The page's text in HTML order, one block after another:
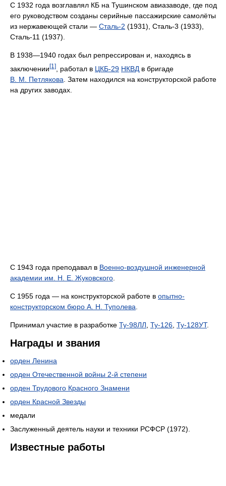
С 1932 года возглавлял КБ на Тушинском авиазаводе, где под
его руководством созданы серийные пассажирские самолёты
из нержавеющей стали — Сталь-2 (1931), Сталь-3 (1933),
Сталь-11 (1937).
В 1938—1940 годах был репрессирован и, находясь в
заключении[1] , работал в ЦКБ-29 НКВД в бригаде
В. М. Петлякова . Затем находился на конструкторской работе
на других заводах.
С 1943 года преподавал в Военно-воздушной инженерной
академии им. Н. Е. Жуковского
С 1955 года — на конструкторской работе в опытно-
конструкторском бюро А. Н. Туполева
Принимал участие в разработке Ту-98ЛЛ Ту-126 Ту-128УТ.
Награды и звания
орден Ленина
орден Отечественной войны 2‑й степени
орден Трудового Красного Знамени
орден Красной Звезды
медали
Заслуженный деятель науки и техники РСФСР (1972).
Известные работы